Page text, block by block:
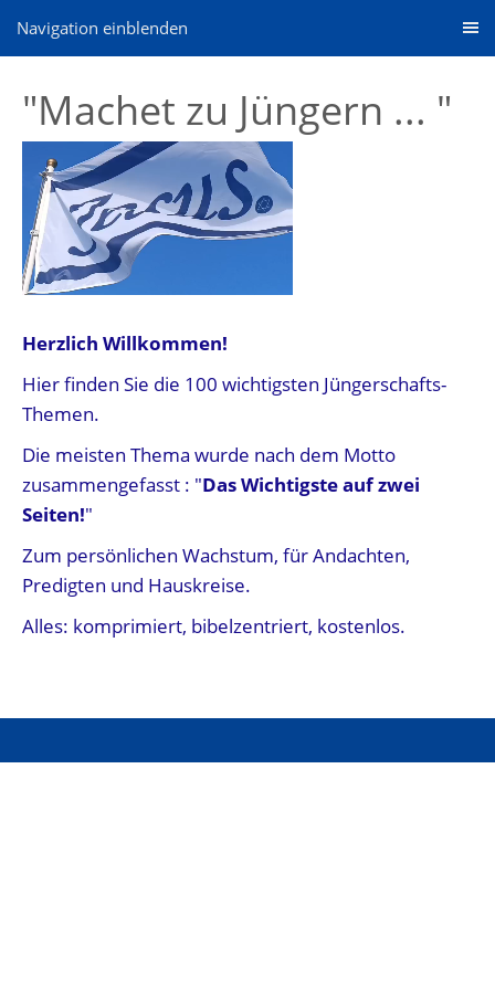
Navigation einblenden
"Machet zu Jüngern ... "
Herzlich Willkommen!
Hier finden Sie die 100 wichtigsten Jüngerschafts-
Themen.
Die meisten Thema wurde nach dem Motto
zusammengefasst : "Das Wichtigste auf zwei
Seiten!"
Zum persönlichen Wachstum, für Andachten,
Predigten und Hauskreise.
Alles: komprimiert, bibelzentriert, kostenlos.